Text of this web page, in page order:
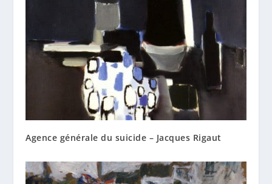
Agence générale du suicide – Jacques Rigaut